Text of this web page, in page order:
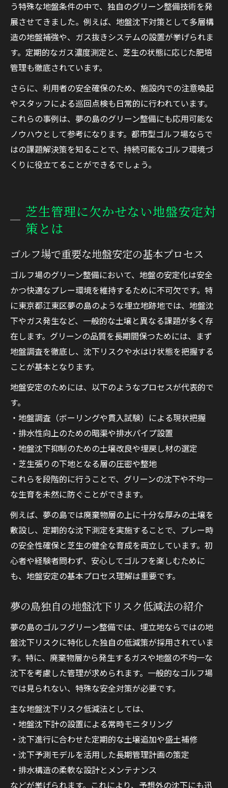
う特殊な地盤条件の中で、独自のグリーン整備技術を発
展させてきました。例えば、地盤沈下対策として多層構
造の地盤補強や、ガス抜きシステムの設置が挙げられま
す。定期的なガス濃度測定と、芝生の状態に応じた肥培
管理も徹底されています。
さらに、利用者の安全確保のため、施設内での注意喚起
やスタッフによる巡回点検も日常的に行われています。
これらの事例は、夢の島のグリーン整備にも応用可能な
ノウハウとして参考になります。都市型ゴルフ場ならで
はの課題解決策を知ることで、持続可能なゴルフ環境づ
くりに役立てることができるでしょう。
芝生管理に欠かせない地盤安定対
策とは
ゴルフ場で重要な地盤安定の基本プロセス
ゴルフ場のグリーン整備において、地盤の安定化は安全
かつ快適なプレー環境を維持するために不可欠です。特
に東京都江東区夢の島のような埋立地跡地では、地盤沈
下やガス発生など、一般的な土壌と異なる課題が多く存
在します。グリーンの品質を長期間保つためには、まず
地盤調査を徹底し、沈下リスクや水はけ状態を把握する
ことが基本となります。
地盤安定のためには、以下のようなプロセスが代表的で
す。
・地盤調査（ボーリングや貫入試験）による現状把握
・排水性向上のための暗渠や排水パイプ設置
・地盤沈下抑制のための土壌改良や埋戻し材の選定
・芝生張りの下地となる層の圧密や整地
これらを段階的に行うことで、グリーンの沈下や不均一
な生育を未然に防ぐことができます。
例えば、夢の島では廃棄物層の上に十分な厚みの土壌を
敷設し、定期的な沈下測定を実施することで、プレー時
の安全性確保と芝生の健全な育成を両立しています。初
心者や経験者問わず、安心してゴルフを楽しむために
も、地盤安定の基本プロセス理解は重要です。
夢の島独自の地盤沈下リスク低減法の紹介
夢の島のゴルフグリーン整備では、埋立地ならではの地
盤沈下リスクに特化した独自の低減策が採用されていま
す。特に、廃棄物層から発生するガスや地盤の不均一な
沈下を考慮した管理が求められます。一般的なゴルフ場
では見られない、特殊な安全対策が必要です。
主な地盤沈下リスク低減法としては、
・地盤沈下計の設置による常時モニタリング
・沈下進行に合わせた定期的な土壌追加や盛土補修
・沈下予測モデルを活用した長期管理計画の策定
・排水構造の柔軟な設計とメンテナンス
などが挙げられます。これにより、予想外の沈下にも迅